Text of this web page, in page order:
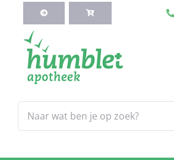
inhoud
naar:
Webshop